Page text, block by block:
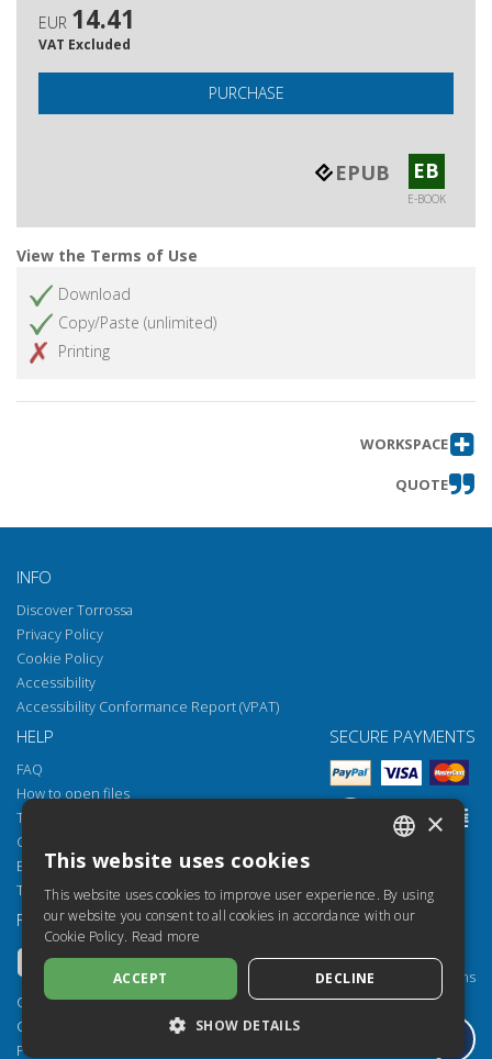
EUR 14.41
VAT Excluded
PURCHASE
EPUB EB
E-BOOK
View the Terms of Use
Download
Copy/Paste (unlimited)
Printing
WORKSPACE
QUOTE
INFO
Discover Torrossa
Privacy Policy
Cookie Policy
Accessibility
Accessibility Conformance Report (VPAT)
HELP
FAQ
How to open files
Torrossa Reader
Copyright obligations
Email: helpdesk@torrossa.com
Tel: +39 055 5018800
SECURE PAYMENTS
FOLLOW US
Copyright 2000-2026
Casalini Libri
P.IVA IT03106600483
OUR RESOURCES
Torrossa for Institutions
Torrossa Open
SPANISH
×
This website uses cookies
This website uses cookies to improve user experience. By using
our website you consent to all cookies in accordance with our
Cookie Policy. Read more
ACCEPT DECLINE
SHOW DETAILS